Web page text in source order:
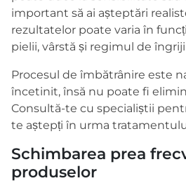
important să ai așteptări
rezultatelor poate varia în
pielii, vârstă și regimul de
Procesul de îmbătrânire este
încetinit, însă nu poate fi
Consultă-te cu specialiștii
te aștepți în urma
Schimbarea prea
produselor